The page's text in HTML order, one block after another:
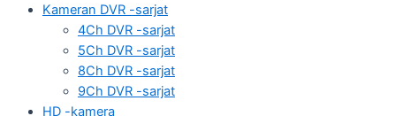
Kameran DVR -sarjat
4Ch DVR -sarjat
5Ch DVR -sarjat
8Ch DVR -sarjat
9Ch DVR -sarjat
HD -kamera